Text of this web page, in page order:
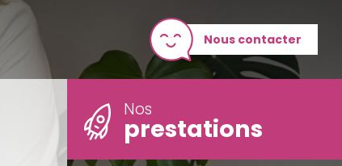
Nous contacter
Nos
prestations